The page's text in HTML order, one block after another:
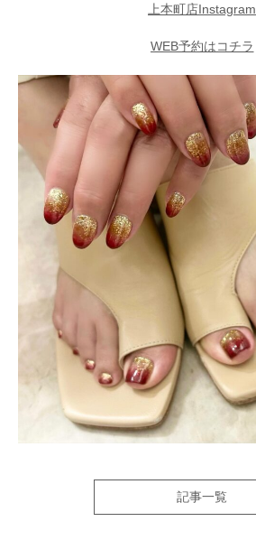
上本町店Instagram
WEB予約はコチラ
記事一覧